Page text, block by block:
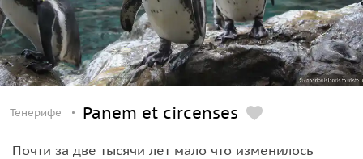
Тенерифе Panem et circenses
Почти за две тысячи лет мало что изменилось